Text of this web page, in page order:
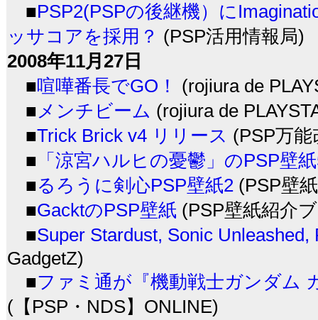
■PSP2(PSPの後継機）に
ッサコアを採用？ (PSP活用情報局)
2008年11月27日
■喧嘩番長でGO！
(rojiura de
■メンチビーム (rojiura de
■Trick Brick v4 リリース (PSP万能
■ 「涼宮ハルヒの憂鬱」のPSP壁
■るろうに剣心PSP壁紙2 (PSP壁
■GacktのPSP壁紙 (PSP壁紙紹介
■Super Stardust, Sonic
GadgetZ)
■ファミ通が『機動戦士ガンダム
(【PSP・NDS】ONLINE)